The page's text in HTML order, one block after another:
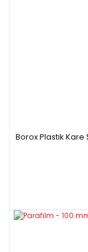
Borox Plastik Kare